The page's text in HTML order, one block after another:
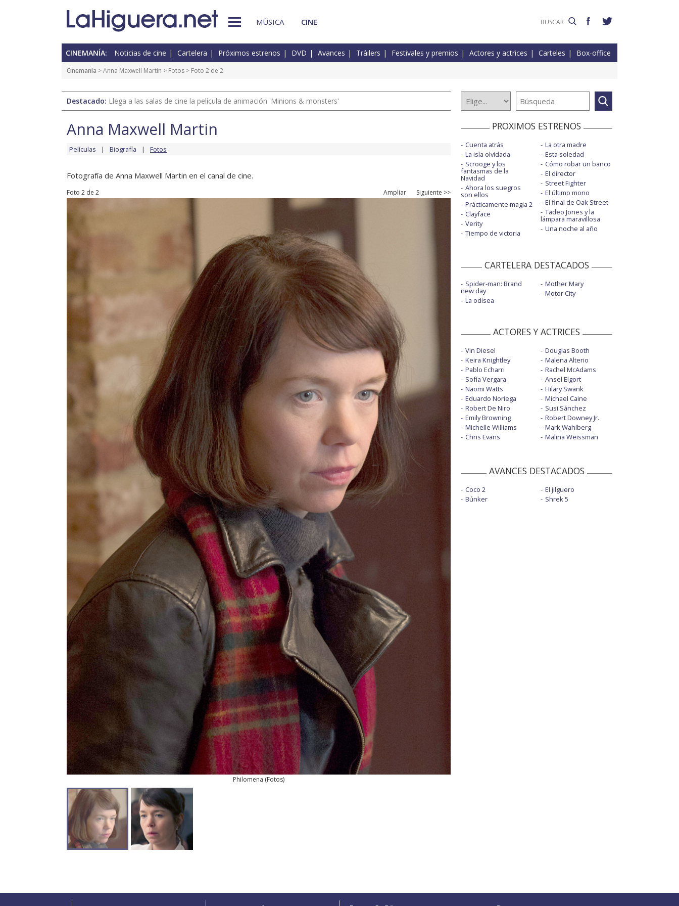
MÚSICA CINE
CINEMANÍA: Noticias de cine Cartelera Próximos estrenos DVD Avances Tráilers Festivales y premios Actores y actrices Carteles Box-office
Cinemanía >Anna Maxwell Martin > Fotos > Foto 2 de 2
Destacado: Llega a las salas de cine la película de animación 'Minions & monsters'
Anna Maxwell Martin
Películas Biografía Fotos
Fotografía de Anna Maxwell Martin en el canal de cine.
Foto 2 de 2 Ampliar Siguiente >>
Philomena (Fotos)
PROXIMOS ESTRENOS
Cuenta atrás
La isla olvidada
Scrooge y los
fantasmas de la
Navidad
Ahora los suegros
son ellos
Prácticamente magia 2
Clayface
Verity
Tiempo de victoria
La otra madre
Esta soledad
Cómo robar un banco
El director
Street Fighter
El último mono
El final de Oak Street
Tadeo Jones y la
lámpara maravillosa
Una noche al año
CARTELERA DESTACADOS
Spider-man: Brand
new day
La odisea
Mother Mary
Motor City
ACTORES Y ACTRICES
Vin Diesel
Keira Knightley
Pablo Echarri
Sofía Vergara
Naomi Watts
Eduardo Noriega
Robert De Niro
Emily Browning
Michelle Williams
Chris Evans
Douglas Booth
Malena Alterio
Rachel McAdams
Ansel Elgort
Hilary Swank
Michael Caine
Susi Sánchez
Robert Downey Jr.
Mark Wahlberg
Malina Weissman
AVANCES DESTACADOS
Coco 2
Búnker
El jilguero
Shrek 5